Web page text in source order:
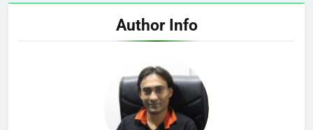
Author Info